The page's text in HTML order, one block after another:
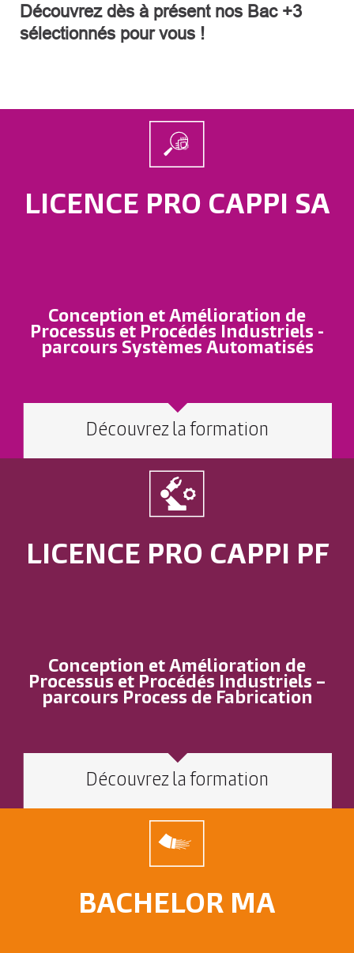
Découvrez dès à présent nos Bac +3
sélectionnés pour vous !
LICENCE PRO CAPPI SA
Conception et Amélioration de
Processus et Procédés Industriels -
parcours Systèmes Automatisés
Découvrez la formation
LICENCE PRO CAPPI PF
Conception et Amélioration de
Processus et Procédés Industriels –
parcours Process de Fabrication
Découvrez la formation
BACHELOR MA